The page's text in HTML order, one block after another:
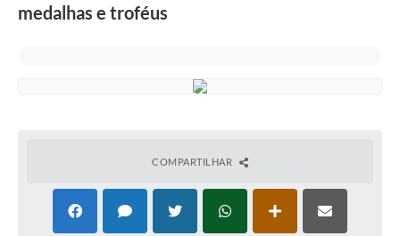
Visite Barbacena
PPA - PLANO PLURIANUAL 2026/2029
PCA (Planos de Contratações Anuais)
medalhas e troféus
COMPARTILHAR